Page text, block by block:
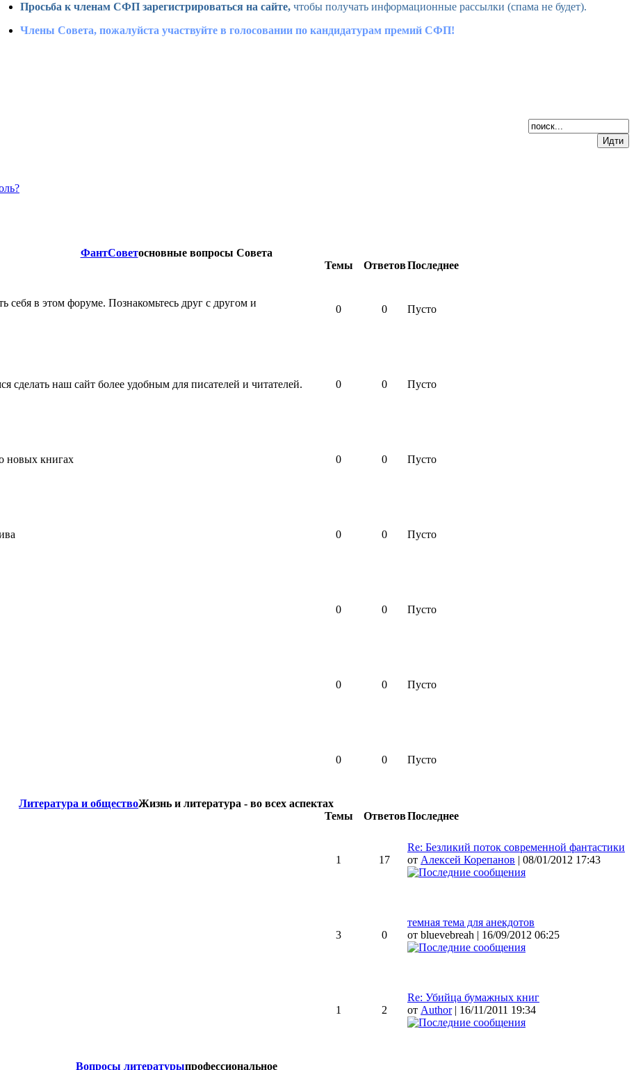
Просьба к членам СФП зарегистрироваться на сайте, чтобы получать информационные рассылки (спама не будет).
Члены Совета, пожалуйста участвуйте в голосовании по кандидатурам премий СФП!
ФантСоветосновные вопросы Совета
Темы ОтветовПоследнее
себя в этом форуме. Познакомьтесь друг с другом и
0 0 Пусто
наш сайт более удобным для писателей и читателей.
0 0 Пусто
новых книгах
0 0 Пусто
0 0 Пусто
0 0 Пусто
0 0 Пусто
0 0 Пусто
Литература и обществоЖизнь и литература - во всех аспектах
Темы ОтветовПоследнее
1 17
Re: Безликий поток современной фантастики
от Алексей Корепанов | 08/01/2012 17:43
3 0
темная тема для анекдотов
от bluevebreah | 16/09/2012 06:25
1 2
Re: Убийца бумажных книг
от Author| 16/11/2011 19:34
Вопросы литературыпрофессиональное